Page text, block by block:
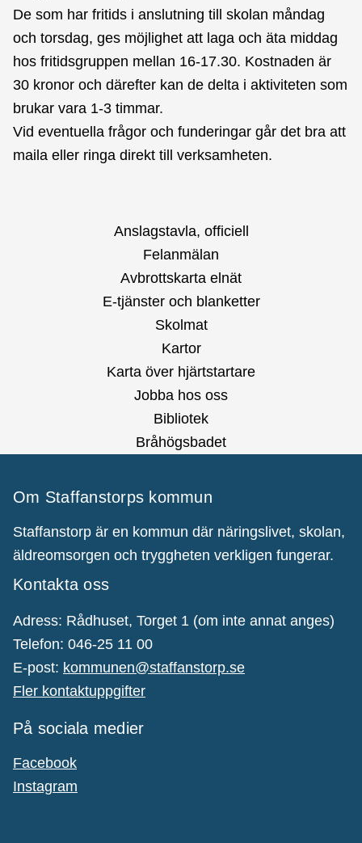
De som har fritids i anslutning till skolan måndag
och torsdag, ges möjlighet att laga och äta middag
hos fritidsgruppen mellan 16-17.30. Kostnaden är
30 kronor och därefter kan de delta i aktiviteten som
brukar vara 1-3 timmar.
Vid eventuella frågor och funderingar går det bra att
maila eller ringa direkt till verksamheten.
Anslagstavla, officiell
Felanmälan
Avbrottskarta elnät
E-tjänster och blanketter
Skolmat
Kartor
Karta över hjärtstartare
Jobba hos oss
Bibliotek
Bråhögsbadet
Om Staffanstorps kommun
Staffanstorp är en kommun där näringslivet, skolan,
äldreomsorgen och tryggheten verkligen fungerar.
Kontakta oss
Adress: Rådhuset, Torget 1 (om inte annat anges)
Telefon: 046-25 11 00
E-post: kommunen@staffanstorp.se
Fler kontaktuppgifter
På sociala medier
Facebook
Instagram